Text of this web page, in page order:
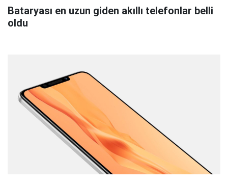
Bataryası en uzun giden akıllı telefonlar belli
oldu